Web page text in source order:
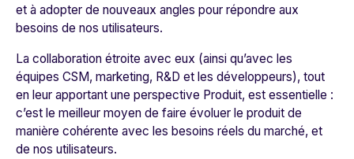
et à adopter de nouveaux angles pour répondre aux
besoins de nos utilisateurs.
La collaboration étroite avec eux (ainsi qu’avec les
équipes CSM, marketing, R&D et les développeurs), tout
en leur apportant une perspective Produit, est essentielle :
c’est le meilleur moyen de faire évoluer le produit de
manière cohérente avec les besoins réels du marché, et
de nos utilisateurs.